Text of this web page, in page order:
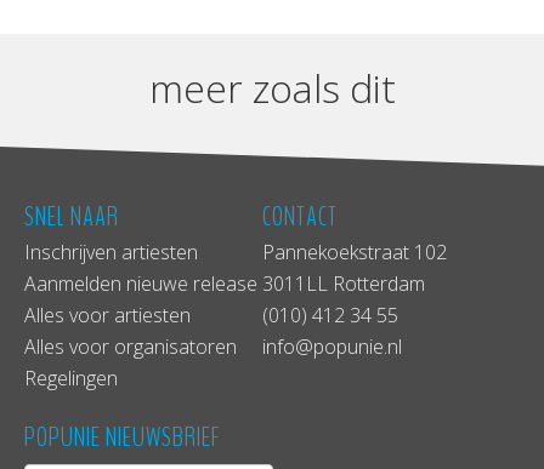
meer zoals dit
SNEL NAAR
Inschrijven artiesten
Aanmelden nieuwe release
Alles voor artiesten
Alles voor organisatoren
Regelingen
CONTACT
Pannekoekstraat 102
3011LL Rotterdam
(010) 412 34 55
info@popunie.nl
POPUNIE NIEUWSBRIEF